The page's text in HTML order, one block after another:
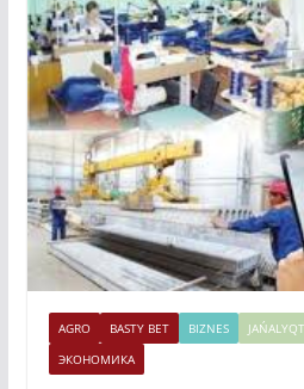
AGRO BASTY BET BIZNES
ЭКОНОМИКА